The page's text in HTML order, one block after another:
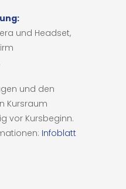
und Headset,
und den
Kursraum
vor Kursbeginn.
Infoblatt